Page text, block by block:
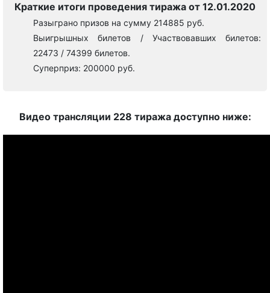
Краткие итоги проведения тиража от 12.01.2020
Разыграно призов на сумму 214885 руб.
Выигрышных билетов / Участвовавших билетов:
22473 / 74399 билетов.
Суперприз: 200000 руб.
Видео трансляции 228 тиража доступно ниже: